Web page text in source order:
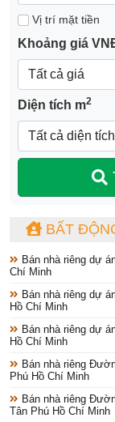
Vị trí mặt tiền
Khoảng giá
Diện tích m2
BẤT
Bán nhà riêng dự
Chí Minh
Bán nhà riêng dự
Hồ Chí Minh
Bán nhà riêng dự
Hồ Chí Minh
Bán nhà riêng
Phú Hồ Chí Minh
Bán nhà riêng
Tân Phú Hồ Chí Minh